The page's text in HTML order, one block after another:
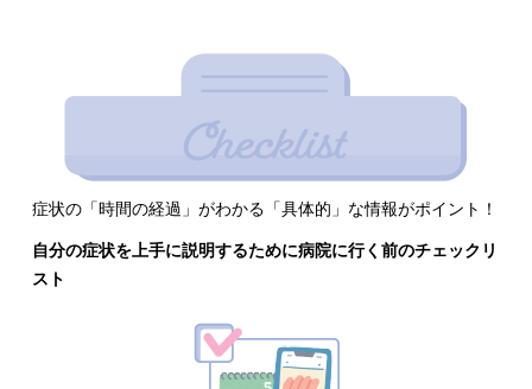
症状の「時間の経過」がわかる「具体的」な情報がポイント！
自分の症状を上手に説明するために病院に行く前のチェックリ
スト